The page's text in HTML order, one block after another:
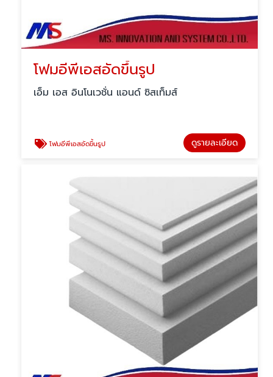
โฟมอีพีเอสอัดขึ้นรูป
เอ็ม เอส อินโนเวชั่น แอนด์ ซิสเท็มส์
โฟมอีพีเอสอัดขึ้นรูป ดูรายละเอียด